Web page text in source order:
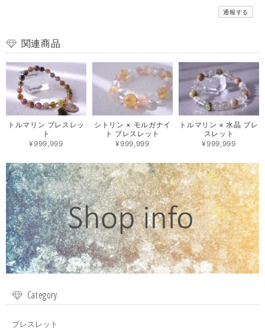
通報する
関連商品
トルマリン ブレスレッ
ト
¥999,999
シトリン × モルガナイ
ト ブレスレット
¥999,999
トルマリン × 水晶 ブレ
スレット
¥999,999
Category
ブレスレット